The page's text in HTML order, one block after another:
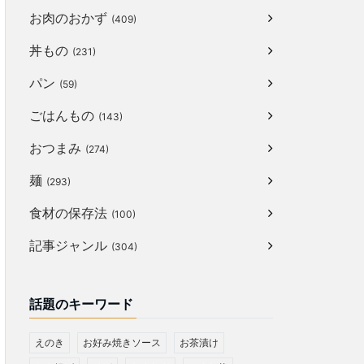
お肉のおかず (409)
丼もの (231)
パン (59)
ごはんもの (143)
おつまみ (274)
麺 (293)
食材の保存法 (100)
記事ジャンル (304)
話題のキーワード
えのき お好み焼きソース お茶漬け